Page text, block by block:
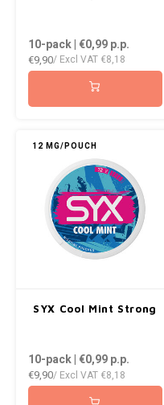
10-pack | €0,99p.p.
€9,90/ Excl VAT €8,18
12 MG/POUCH
SYX Cool Mint Strong
10-pack | €0,99p.p.
€9,90/ Excl VAT €8,18